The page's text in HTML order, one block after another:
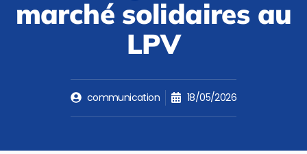
marché solidaires au
LPV
communication 18/05/2026